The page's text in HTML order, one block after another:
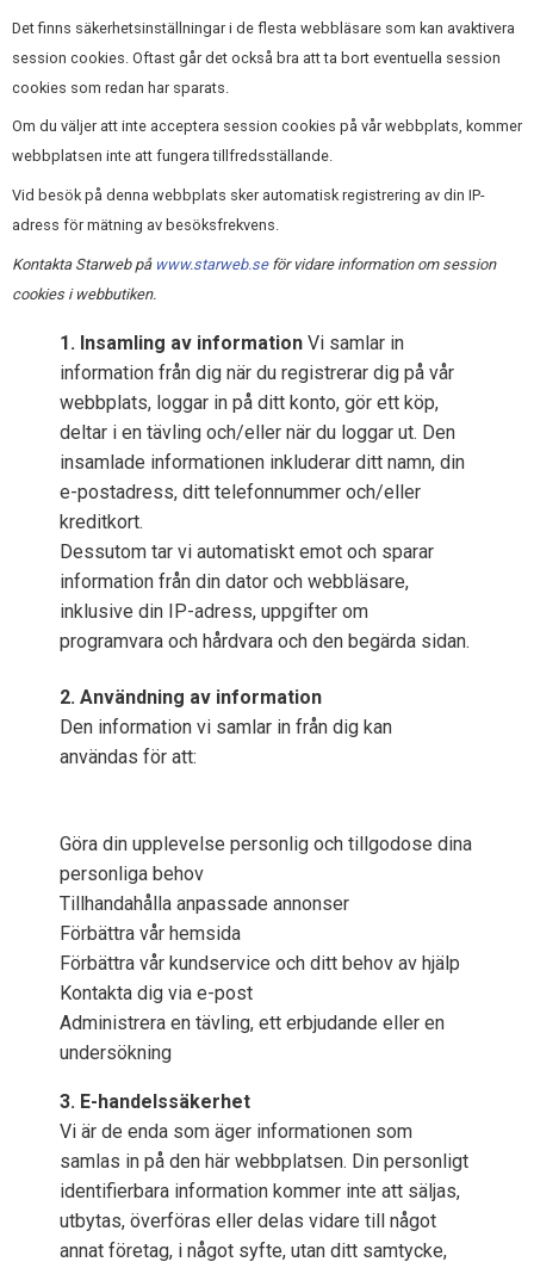
Det finns säkerhetsinställningar i de flesta webbläsare som kan avaktivera
session cookies. Oftast går det också bra att ta bort eventuella session
cookies som redan har sparats.
Om du väljer att inte acceptera session cookies på vår webbplats, kommer
webbplatsen inte att fungera tillfredsställande.
Vid besök på denna webbplats sker automatisk registrering av din IP-
adress för mätning av besöksfrekvens.
Kontakta Starweb på www.starweb.seför vidare information om session
cookies i webbutiken.
1. Insamling av information Vi samlar in
information från dig när du registrerar dig på vår
webbplats, loggar in på ditt konto, gör ett köp,
deltar i en tävling och/eller när du loggar ut. Den
insamlade informationen inkluderar ditt namn, din
e-postadress, ditt telefonnummer och/eller
kreditkort.
Dessutom tar vi automatiskt emot och sparar
information från din dator och webbläsare,
inklusive din IP-adress, uppgifter om
programvara och hårdvara och den begärda sidan.
2. Användning av information
Den information vi samlar in från dig kan
användas för att:
Göra din upplevelse personlig och tillgodose dina
personliga behov
Tillhandahålla anpassade annonser
Förbättra vår hemsida
Förbättra vår kundservice och ditt behov av hjälp
Kontakta dig via e-post
Administrera en tävling, ett erbjudande eller en
undersökning
3. E-handelssäkerhet
Vi är de enda som äger informationen som
samlas in på den här webbplatsen. Din personligt
identifierbara information kommer inte att säljas,
utbytas, överföras eller delas vidare till något
annat företag, i något syfte, utan ditt samtycke,